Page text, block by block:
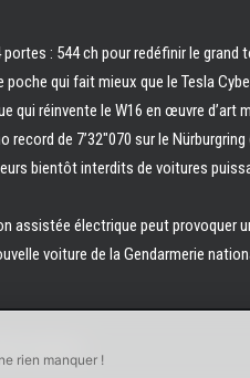
: 544 ch pour redéfinir le grand
poche qui fait mieux que le Tesla
qui réinvente le W16 en œuvre d’art
record de 7’32″070 sur le
bientôt interdits de voitures
assistée électrique peut provoquer
voiture de la Gendarmerie
réservés.
rien manquer !